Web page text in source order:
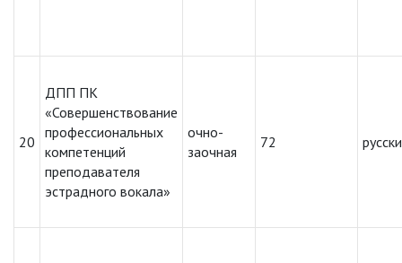
20
ДПП ПК
«Совершенствование
профессиональных
компетенций
преподавателя
эстрадного вокала»
очно-
заочная
72